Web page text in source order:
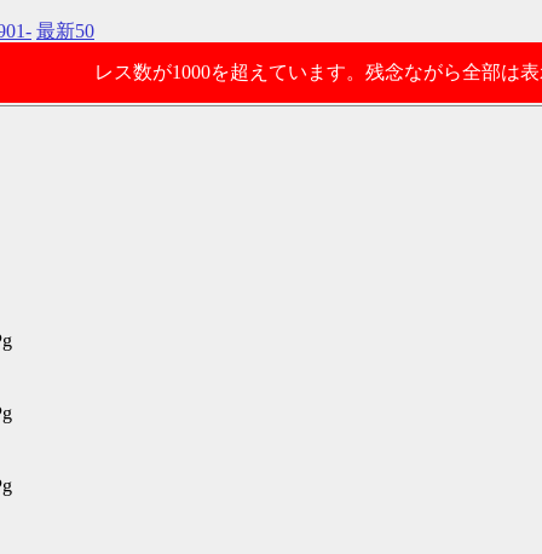
最新50
レス数が1000を超えています。残念ながら全部は表